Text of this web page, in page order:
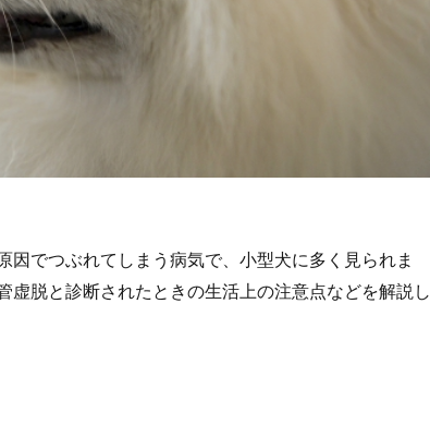
でつぶれてしまう病気で、小型犬に多く見られま
脱と診断されたときの生活上の注意点などを解説し